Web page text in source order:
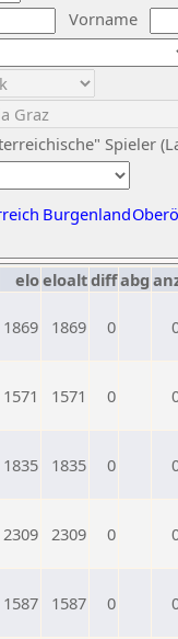
Vorname
Spieler
Burgenland
eloeloaltdiffabg
1869 1869 0
1571 1571 0
1835 1835 0
2309 2309 0
1587 1587 0